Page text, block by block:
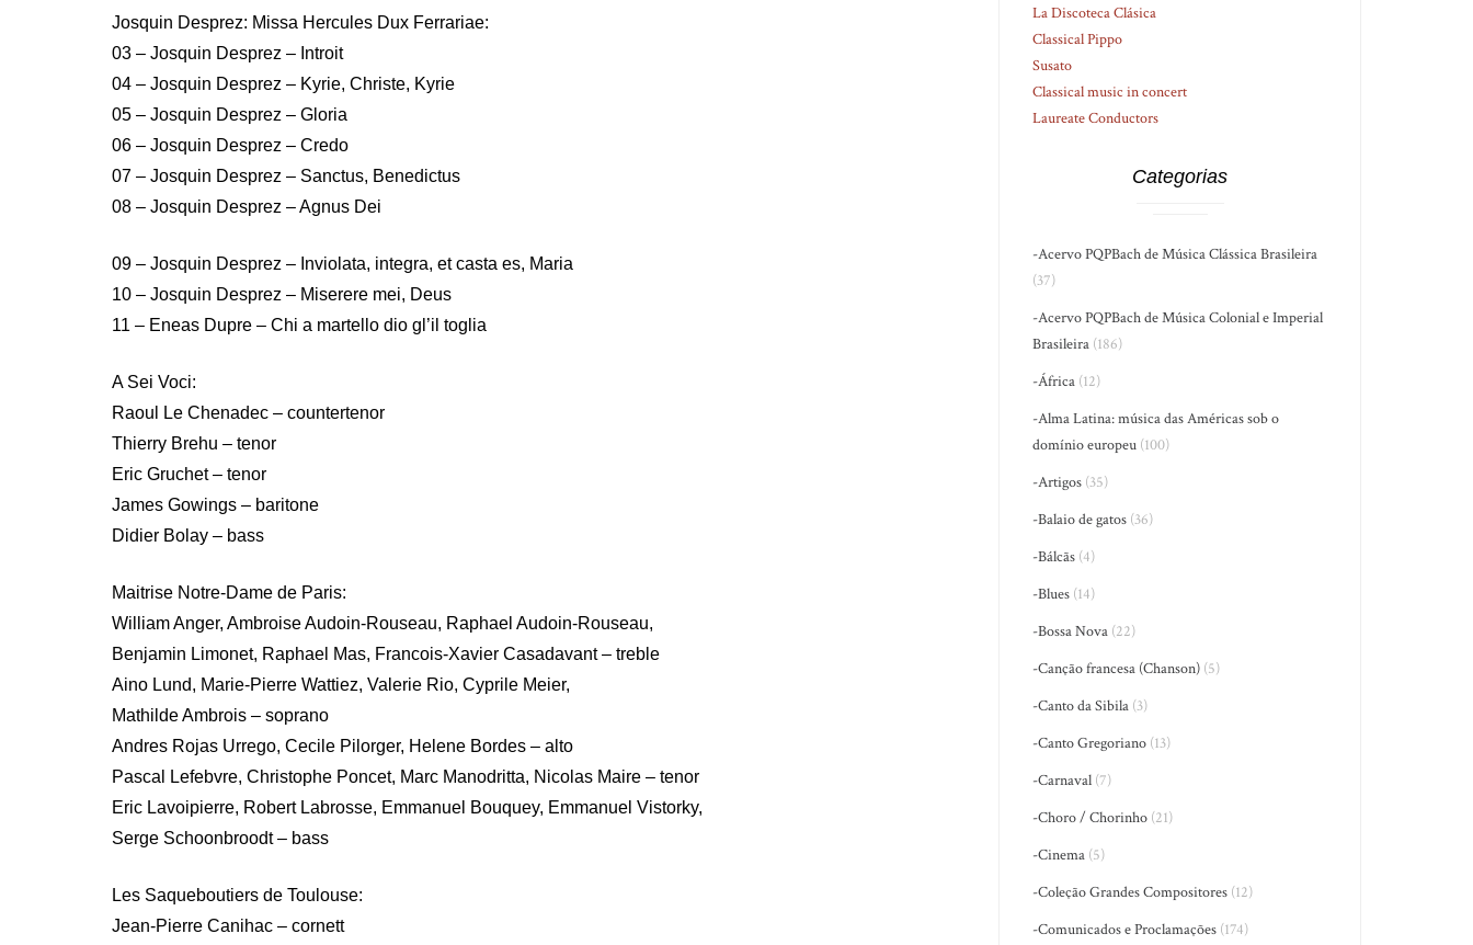
Josquin Desprez: Missa Hercules Dux Ferrariae:
03 – Josquin Desprez – Introit
04 – Josquin Desprez – Kyrie, Christe, Kyrie
05 – Josquin Desprez – Gloria
06 – Josquin Desprez – Credo
07 – Josquin Desprez – Sanctus, Benedictus
08 – Josquin Desprez – Agnus Dei
09 – Josquin Desprez – Inviolata, integra, et casta es, Maria
10 – Josquin Desprez – Miserere mei, Deus
11 – Eneas Dupre – Chi a martello dio gl’il toglia
A Sei Voci:
Raoul Le Chenadec – countertenor
Thierry Brehu – tenor
Eric Gruchet – tenor
James Gowings – baritone
Didier Bolay – bass
Maitrise Notre-Dame de Paris:
William Anger, Ambroise Audoin-Rouseau, Raphael Audoin-Rouseau,
Benjamin Limonet, Raphael Mas, Francois-Xavier Casadavant – treble
Aino Lund, Marie-Pierre Wattiez, Valerie Rio, Cyprile Meier,
Mathilde Ambrois – soprano
Andres Rojas Urrego, Cecile Pilorger, Helene Bordes – alto
Pascal Lefebvre, Christophe Poncet, Marc Manodritta, Nicolas Maire – tenor
Eric Lavoipierre, Robert Labrosse, Emmanuel Bouquey, Emmanuel Vistorky,
Serge Schoonbroodt – bass
Les Saqueboutiers de Toulouse:
Jean-Pierre Canihac – cornett
La Discoteca Clásica
Classical Pippo
Susato
Classical music in concert
Laureate Conductors
Categorias
-Acervo PQPBach de Música Clássica Brasileira
(37)
-Acervo PQPBach de Música Colonial e Imperial
Brasileira (186)
-África (12)
-Alma Latina: música das Américas sob o
domínio europeu (100)
-Artigos (35)
-Balaio de gatos (36)
-Bálcãs (4)
-Blues (14)
-Bossa Nova (22)
-Canção francesa (Chanson) (5)
-Canto da Sibila (3)
-Canto Gregoriano (13)
-Carnaval (7)
-Choro / Chorinho (21)
-Cinema (5)
-Coleção Grandes Compositores (12)
-Comunicados e Proclamações (174)